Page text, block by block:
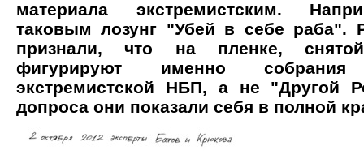
материала экстремистским.
таковым лозунг "Убей в себе раба".
признали, что на пленке,
фигурируют именно собрания
экстремистской НБП, а не "Другой
допроса они показали себя в полной